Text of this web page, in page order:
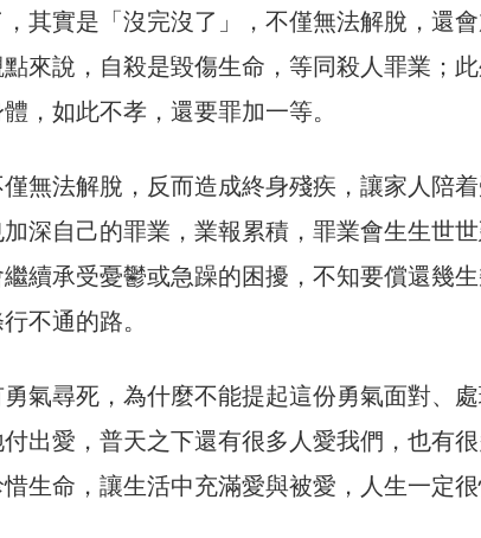
其實是「沒完沒了」，不僅無法解脫，還
來說，自殺是毀傷生命，等同殺人罪業；
，如此不孝，還要罪加一等。
無法解脫，反而造成終身殘疾，讓家人陪
深自己的罪業，業報累積，罪業會生生世世
續承受憂鬱或急躁的困擾，不知要償還幾
不通的路。
氣尋死，為什麼不能提起這份勇氣面對、處
出愛，普天之下還有很多人愛我們，也有
生命，讓生活中充滿愛與被愛，人生一定很